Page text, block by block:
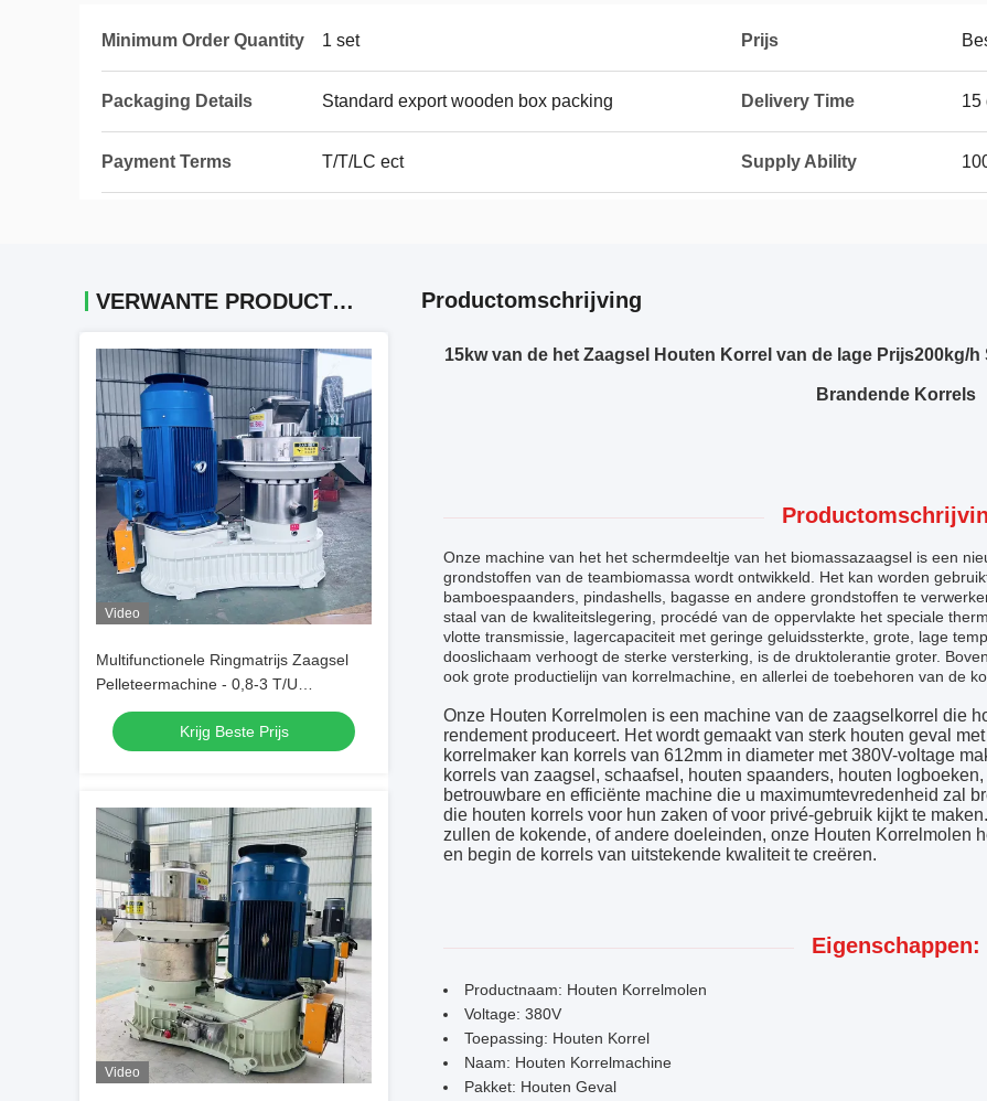
Minimum Order Quantity 1 set Prijs
Packaging Details Standard export wooden box packing Delivery Time 15
Payment Terms T/T/LC ect Supply Ability
VERWANTE PRODUCTEN
Video
Multifunctionele Ringmatrijs Zaagsel
Pelleteermachine - 0,8-3 T/U
Productiecapaciteit
Krijg Beste Prijs
Video
Productomschrijving
15kw van de het Zaagsel Houten Korrel van de lage Prijs200kg/
Brandende Korrels
Onze machine van het het schermdeeltje van het biomassazaagsel is een
grondstoffen van de teambiomassa wordt ontwikkeld. Het kan worden
bamboespaanders, pindashells, bagasse en andere grondstoffen te
staal van de kwaliteitslegering, procédé van de oppervlakte het speciale
vlotte transmissie, lagercapaciteit met geringe geluidssterkte, grote, lage
dooslichaam verhoogt de sterke versterking, is de druktolerantie groter.
ook grote productielijn van korrelmachine, en allerlei de toebehoren van de
Onze Houten Korrelmolen is een machine van de zaagselkorrel die
rendement produceert. Het wordt gemaakt van sterk houten geval
korrelmaker kan korrels van 612mm in diameter met 380V-voltage
korrels van zaagsel, schaafsel, houten spaanders, houten
betrouwbare en efficiënte machine die u maximumtevredenheid zal
die houten korrels voor hun zaken of voor privé-gebruik kijkt te
zullen de kokende, of andere doeleinden, onze Houten Korrelmolen
en begin de korrels van uitstekende kwaliteit te creëren.
Eigenschappen:
Productnaam: Houten Korrelmolen
Voltage: 380V
Toepassing: Houten Korrel
Naam: Houten Korrelmachine
Pakket: Houten Geval